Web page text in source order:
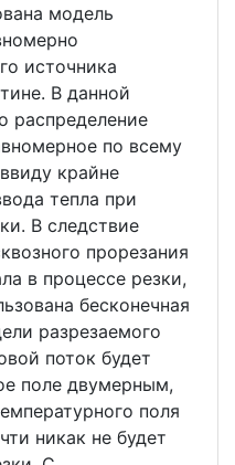
модель
источника
В данной
распределение
по всему
крайне
тепла при
В следствие
прорезания
в процессе резки,
бесконечная
разрезаемого
поток будет
поле двумерным,
поля
никак не будет